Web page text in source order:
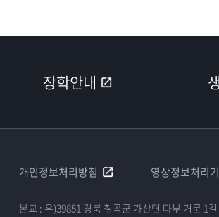
장학안내
개인정보처리방침 영상정보처리
본교 : 우)39851 경북 칠곡군 가산면 다부 거문 1